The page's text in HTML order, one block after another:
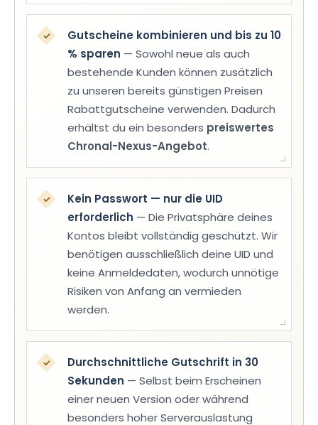
✓
Gutscheine kombinieren und bis zu 10
% sparen — Sowohl neue als auch
bestehende Kunden können zusätzlich
zu unseren bereits günstigen Preisen
Rabattgutscheine verwenden. Dadurch
erhältst du ein besonders preiswertes
Chronal-Nexus-Angebot.
✓
Kein Passwort — nur die UID
erforderlich — Die Privatsphäre deines
Kontos bleibt vollständig geschützt. Wir
benötigen ausschließlich deine UID und
keine Anmeldedaten, wodurch unnötige
Risiken von Anfang an vermieden
werden.
✓
Durchschnittliche Gutschrift in 30
Sekunden — Selbst beim Erscheinen
einer neuen Version oder während
besonders hoher Serverauslastung